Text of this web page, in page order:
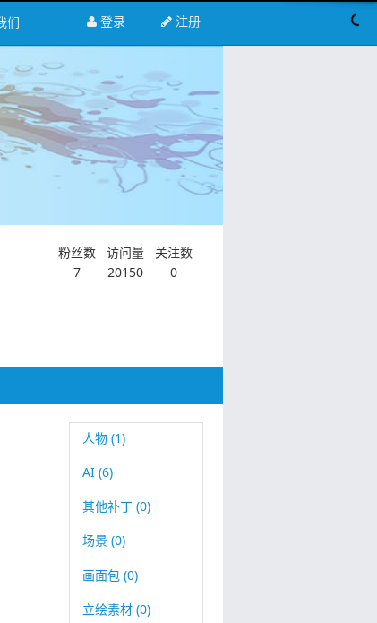
注册
登录
们
粉丝数
7
访问量
20150
关注数
0
人物 (1)
AI (6)
其他补丁 (0)
场景 (0)
画面包 (0)
立绘素材 (0)